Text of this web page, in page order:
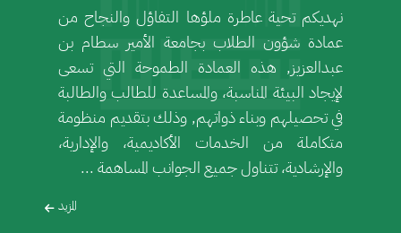
نهديكم تحية عاطرة ملؤها التفاؤل والنجاح من
عمادة شؤون الطلاب بجامعة الأمير سطام بن
عبدالعزيز, هذه العمادة الطموحة التي تسعى
لإيجاد البيئة المناسبة، والمساعدة للطالب والطالبة
في تحصيلهم وبناء ذواتهم, وذلك بتقديم منظومة
متكاملة من الخدمات الأكاديمية، والإدارية،
والإرشادية، تتناول جميع الجوانب المساهمة ...
المزيد